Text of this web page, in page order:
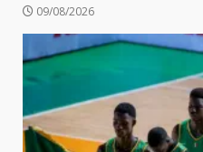
09/08/2026